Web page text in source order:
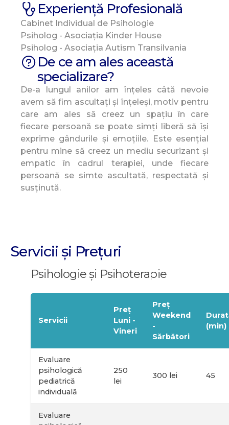
Experiență Profesională
Cabinet Individual de Psihologie
Psiholog - Asociația Kinder House
Psiholog - Asociația Autism Transilvania
De ce am ales această
specializare?
De-a lungul anilor am înțeles câtă nevoie
avem să fim ascultați și înțeleși, motiv pentru
care am ales să creez un spațiu în care
fiecare persoană se poate simți liberă să își
exprime gândurile și emoțiile. Este esențial
pentru mine să creez un mediu securizant și
empatic în cadrul terapiei, unde fiecare
persoană se simte ascultată, respectată și
susținută.
Servicii și Prețuri
Psihologie și Psihoterapie
Servicii
Preț
Luni -
Vineri
Preț
Weekend
-
Sărbători
(min)
Evaluare
psihologică
pediatrică
individuală
250
lei
300 lei 45
Evaluare